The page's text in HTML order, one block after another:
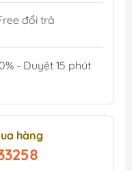
đổi trả
- Duyệt 15 phút
hàng